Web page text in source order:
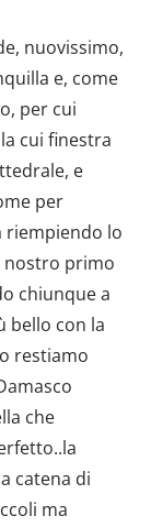
nuovissimo,
e, come
per cui
cui finestra
e
per
riempiendo lo
nostro primo
chiunque a
bello con la
restiamo
che
catena di
ma